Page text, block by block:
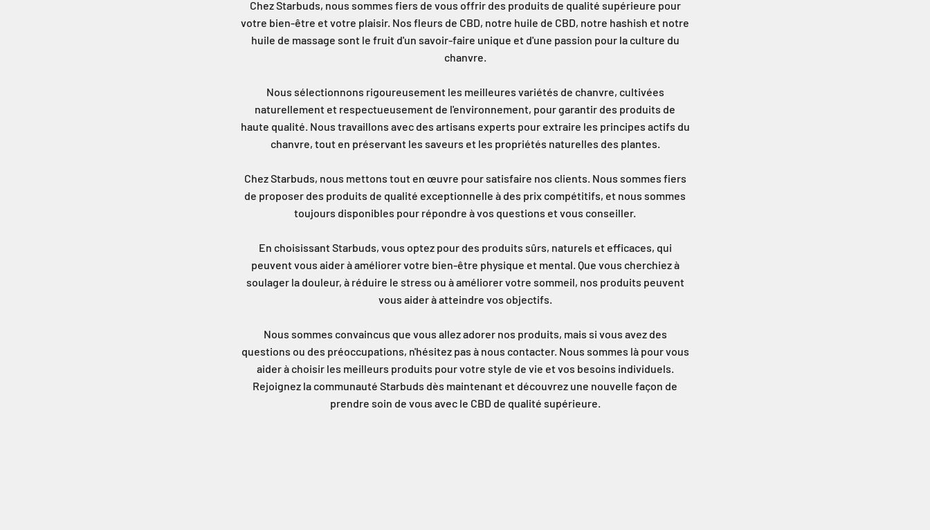
Chez Starbuds, nous sommes fiers de vous offrir des produits de qualité supérieure pour
votre bien-être et votre plaisir. Nos fleurs de CBD, notre huile de CBD, notre hashish et notre
huile de massage sont le fruit d'un savoir-faire unique et d'une passion pour la culture du
chanvre.
Nous sélectionnons rigoureusement les meilleures variétés de chanvre, cultivées
naturellement et respectueusement de l'environnement, pour garantir des produits de
haute qualité. Nous travaillons avec des artisans experts pour extraire les principes actifs du
chanvre, tout en préservant les saveurs et les propriétés naturelles des plantes.
Chez Starbuds, nous mettons tout en œuvre pour satisfaire nos clients. Nous sommes fiers
de proposer des produits de qualité exceptionnelle à des prix compétitifs, et nous sommes
toujours disponibles pour répondre à vos questions et vous conseiller.
En choisissant Starbuds, vous optez pour des produits sûrs, naturels et efficaces, qui
peuvent vous aider à améliorer votre bien-être physique et mental. Que vous cherchiez à
soulager la douleur, à réduire le stress ou à améliorer votre sommeil, nos produits peuvent
vous aider à atteindre vos objectifs.
Nous sommes convaincus que vous allez adorer nos produits, mais si vous avez des
questions ou des préoccupations, n'hésitez pas à nous contacter. Nous sommes là pour vous
aider à choisir les meilleurs produits pour votre style de vie et vos besoins individuels.
Rejoignez la communauté Starbuds dès maintenant et découvrez une nouvelle façon de
prendre soin de vous avec le CBD de qualité supérieure.